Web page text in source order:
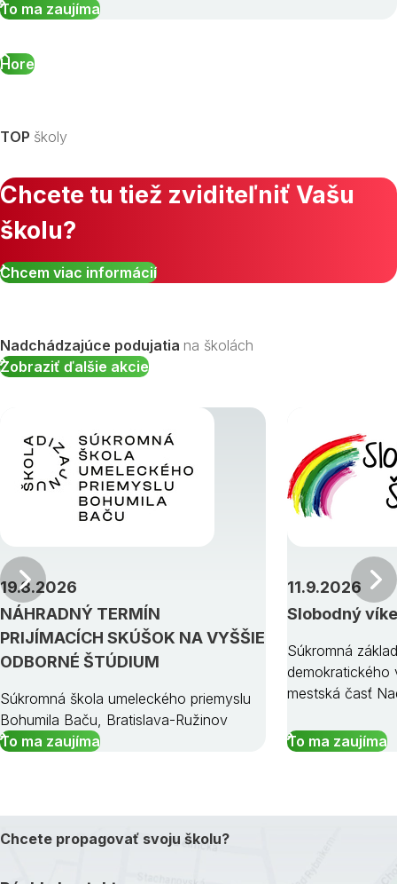
To ma zaujíma
Hore
TOP školy
Chcete tu tiež zviditeľniť Vašu
školu?
Chcem viac informácií
Nadchádzajúce podujatia na školách
Zobraziť ďalšie akcie
NÁHRADNÝ TERMÍN
PRIJÍMACÍCH SKÚŠOK NA VYŠŠIE
ODBORNÉ ŠTÚDIUM
19.8.2026
Súkromná škola umeleckého priemyslu
Bohumila Baču, Bratislava-Ružinov
To ma zaujíma
Slobodný
11.9.2026
Súkromná
demokratického
mestská časť
To ma zaujíma
Predchádzajúci
Chcete propagovať svoju školu?